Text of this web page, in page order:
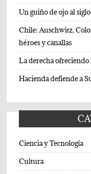
Un guiño de ojo al
Chile: Auschwitz,
héroes y canallas
La derecha
Hacienda defiende a
Ciencia y Tecnología
Cultura